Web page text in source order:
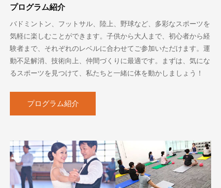
プログラム紹介
バドミントン、フットサル、陸上、野球など、多彩なスポーツを
気軽に楽しむことができます。子供から大人まで、初心者から経
験者まで、それぞれのレベルに合わせてご参加いただけます。運
動不足解消、技術向上、仲間づくりに最適です。まずは、気にな
るスポーツを見つけて、私たちと一緒に体を動かしましょう！
プログラム紹介